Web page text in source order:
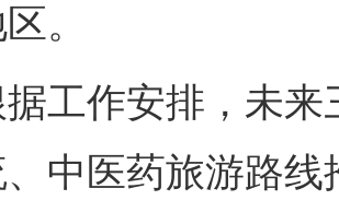
。
作安排，未来
中医药旅游路